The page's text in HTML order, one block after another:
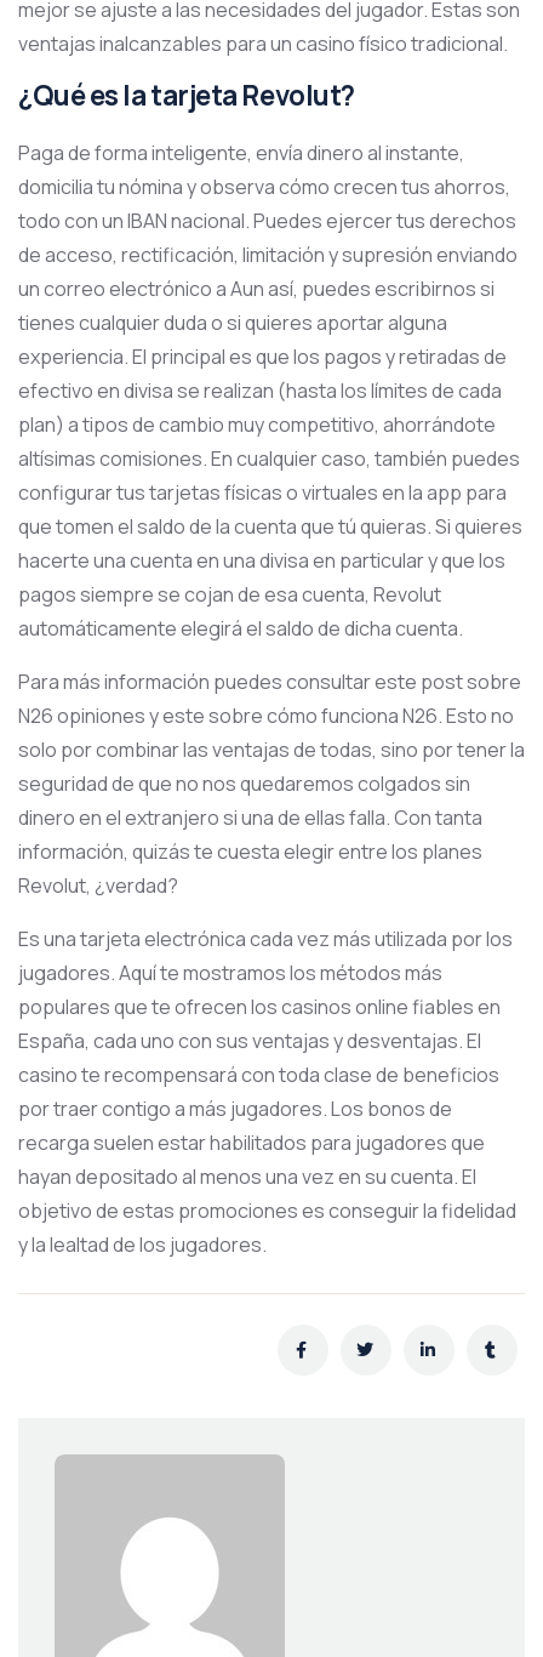
mejor se ajuste a las necesidades del jugador. Estas son
ventajas inalcanzables para un casino físico tradicional.
¿Qué es la tarjeta Revolut?
Paga de forma inteligente, envía dinero al instante,
domicilia tu nómina y observa cómo crecen tus ahorros,
todo con un IBAN nacional. Puedes ejercer tus derechos
de acceso, rectificación, limitación y supresión enviando
un correo electrónico a Aun así, puedes escribirnos si
tienes cualquier duda o si quieres aportar alguna
experiencia. El principal es que los pagos y retiradas de
efectivo en divisa se realizan (hasta los límites de cada
plan) a tipos de cambio muy competitivo, ahorrándote
altísimas comisiones. En cualquier caso, también puedes
configurar tus tarjetas físicas o virtuales en la app para
que tomen el saldo de la cuenta que tú quieras. Si quieres
hacerte una cuenta en una divisa en particular y que los
pagos siempre se cojan de esa cuenta, Revolut
automáticamente elegirá el saldo de dicha cuenta.
Para más información puedes consultar este post sobre
N26 opiniones y este sobre cómo funciona N26. Esto no
solo por combinar las ventajas de todas, sino por tener la
seguridad de que no nos quedaremos colgados sin
dinero en el extranjero si una de ellas falla. Con tanta
información, quizás te cuesta elegir entre los planes
Revolut, ¿verdad?
Es una tarjeta electrónica cada vez más utilizada por los
jugadores. Aquí te mostramos los métodos más
populares que te ofrecen los casinos online fiables en
España, cada uno con sus ventajas y desventajas. El
casino te recompensará con toda clase de beneficios
por traer contigo a más jugadores. Los bonos de
recarga suelen estar habilitados para jugadores que
hayan depositado al menos una vez en su cuenta. El
objetivo de estas promociones es conseguir la fidelidad
y la lealtad de los jugadores.